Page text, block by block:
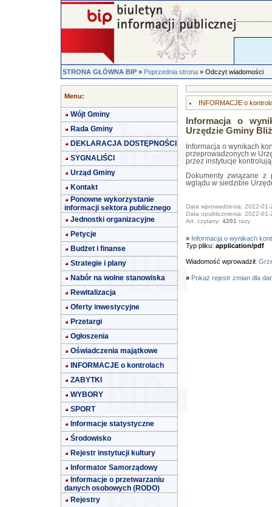
STRONA GŁÓWNA BIP»Poprzednia strona» Odczyt wiadomości
Menu:
Wójt Gminy
Rada Gminy
DEKLARACJA DOSTĘPNOŚCI
SYGNALIŚCI
Urząd Gminy
Kontakt
Ponowne wykorzystanie
informacji sektora publicznego
Jednostki organizacyjne
Petycje
Budżet i finanse
Strategie i plany
Nabór na wolne stanowiska
Rewitalizacja
Oferty inwestycyjne
Przetargi
Ogłoszenia
Oświadczenia majątkowe
INFORMACJE o kontrolach
ZABYTKI
WYBORY
SPORT
Informacje statystyczne
Środowisko
Rejestr instytucji kultury
Informator Samorządowy
Informacje o przetwarzaniu
danych osobowych (RODO)
Rejestry
INFORMACJE o
Informacja o
Urzędzie Gminy
Informacja o wynikach
przeprowadzonych w
przez instytucje
Dokumenty związane z
wglądu w siedzibie
Data wprowadzenia: 2022-01-
Data upublicznienia: 2022-01-
Art. czytany: 4201razy
» Informacja o wynikach
Typ pliku: application/pdf
Wiadomość wprowadził:
» Pokaż rejestr zmian dla